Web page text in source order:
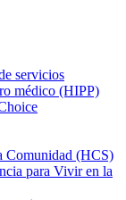
servicios
médico (HIPP)
Comunidad (HCS)
para Vivir en la